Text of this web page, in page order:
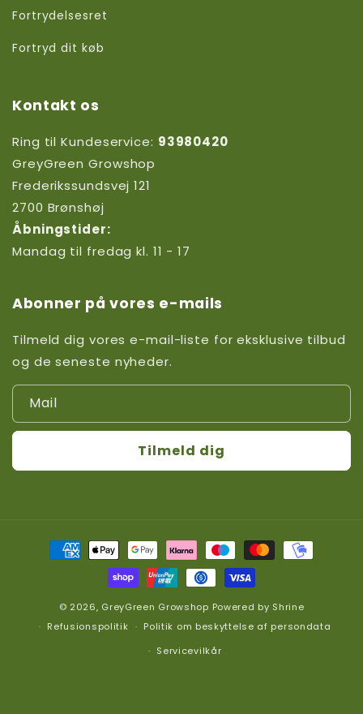
Fortrydelsesret
Fortryd dit køb
Kontakt os
Ring til Kundeservice: 93980420
GreyGreen Growshop
Frederikssundsvej 121
2700 Brønshøj
Åbningstider:
Mandag til fredag kl. 11 - 17
Abonner på vores e-mails
Tilmeld dig vores e-mail-liste for eksklusive tilbud
og de seneste nyheder.
Mail
Tilmeld dig
Betalingsmetoder
© 2026, GreyGreen Growshop Powered by Shrine
Refusionspolitik
Politik om beskyttelse af persondata
Servicevilkår